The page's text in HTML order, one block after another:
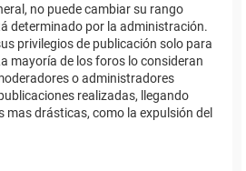
no puede cambiar su rango
determinado por la administración.
privilegios de publicación solo para
mayoría de los foros lo consideran
o administradores
realizadas, llegando
mas drásticas, como la expulsión del